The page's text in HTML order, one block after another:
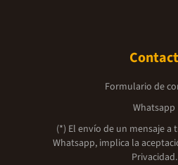
Formulario de
Whatsapp
(*) El envío de un mensaje a
Whatsapp, implica la
Privacidad.